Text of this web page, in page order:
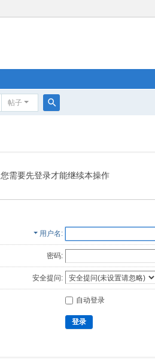
帖子
您需要先登录才能继续本操作
用户名
密码:
安全提问:
自动登录
登录